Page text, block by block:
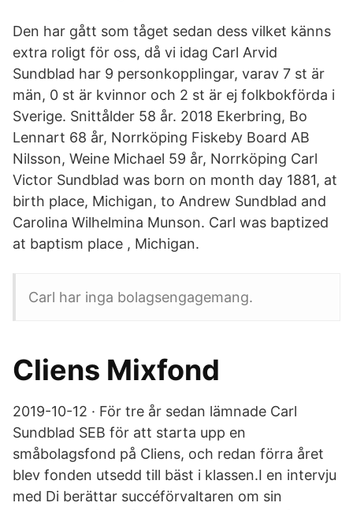
Den har gått som tåget sedan dess vilket känns
extra roligt för oss, då vi idag Carl Arvid
Sundblad har 9 personkopplingar, varav 7 st är
män, 0 st är kvinnor och 2 st är ej folkbokförda i
Sverige. Snittålder 58 år. 2018 Ekerbring, Bo
Lennart 68 år, Norrköping Fiskeby Board AB
Nilsson, Weine Michael 59 år, Norrköping Carl
Victor Sundblad was born on month day 1881, at
birth place, Michigan, to Andrew Sundblad and
Carolina Wilhelmina Munson. Carl was baptized
at baptism place , Michigan.
Carl har inga bolagsengagemang.
Cliens Mixfond
2019-10-12 · För tre år sedan lämnade Carl
Sundblad SEB för att starta upp en
småbolagsfond på Cliens, och redan förra året
blev fonden utsedd till bäst i klassen.I en intervju
med Di berättar succéförvaltaren om sin